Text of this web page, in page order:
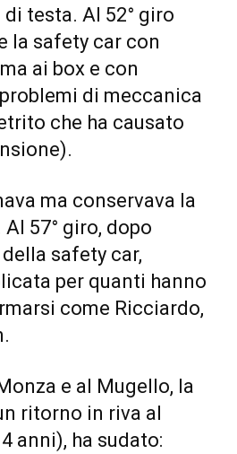
testa. Al 52° giro
la safety car con
ai box e con
di meccanica
che ha causato
ma conservava la
57° giro, dopo
safety car,
per quanti hanno
come Ricciardo,
e al Mugello, la
ritorno in riva al
anni), ha sudato: